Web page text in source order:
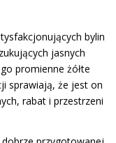
bylin
jasnych
promienne żółte
sprawiają, że jest on
rabat i przestrzeni